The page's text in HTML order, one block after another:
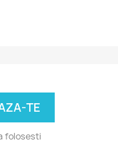
folosesti